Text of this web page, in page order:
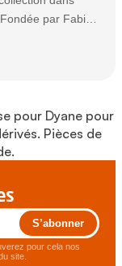
par Fabien
pièces
pour Dyane pour
Pièces de
pour cela nos
site.